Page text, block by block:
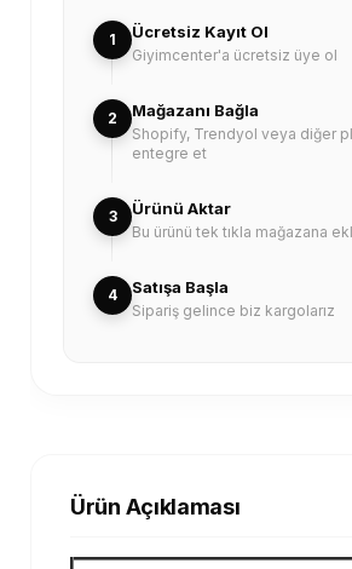
1 Ücretsiz Kayıt Ol
Giyimcenter'a ücretsiz üye ol
2 Mağazanı Bağla
Shopify, Trendyol veya diğer
entegre et
3 Ürünü Aktar
Bu ürünü tek tıkla mağazana
4 Satışa Başla
Sipariş gelince biz kargolarız
Ürün Açıklaması